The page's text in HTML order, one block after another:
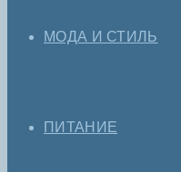
МОДА И СТИЛЬ
ПИТАНИЕ